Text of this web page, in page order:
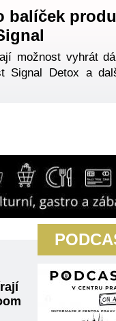
balíček
možnost vyhrát
Signal Detox a